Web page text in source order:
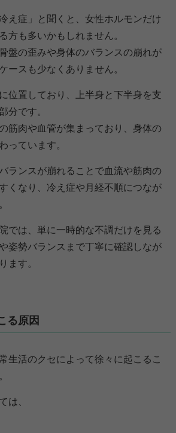
え症」と聞くと、女性ホルモンだけ
方も多いかもしれません。
盤の歪みや身体のバランスの崩れが
ースも少なくありません。
位置しており、上半身と下半身を支
分です。
筋肉や血管が集まっており、身体の
っています。
ランスが崩れることで血流や筋肉の
くなり、冷え症や月経不順につなが
では、単に一時的な不調だけを見る
姿勢バランスまで丁寧に確認しなが
ます。
る原因
生活のクセによって徐々に起こるこ
は、